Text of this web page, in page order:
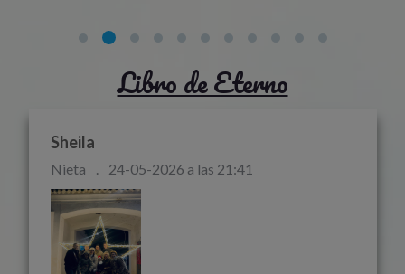
Libro de Eterno
Sheila
Nieta . 24-05-2026 a las 21:41